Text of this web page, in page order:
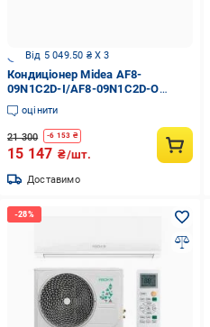
Від 5 049.50 ₴ X 3
Кондиціонер Midea AF8-
09N1C2D-I/AF8-09N1C2D-O
панель AF8 Forest DC Inverter
оцінити
21 300 -6 153 ₴
15 147 ₴/шт.
Доставимо